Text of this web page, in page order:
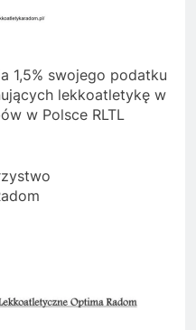
1,5% swojego podatku
lekkoatletykę w
w Polsce RLTL